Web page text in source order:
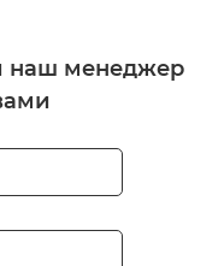
наш менеджер